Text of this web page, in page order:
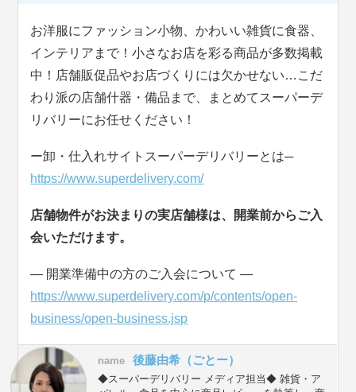
お洋服にファッション小物、かわいい雑貨に食器、
インテリアまで！小さなお店を彩る商品が多数掲載
中！店舗販促品やお店づくりには欠かせない…こだ
わり派の店舗什器・備品まで、まとめてスーパーデ
リバリーにお任せください！
ー卸・仕入れサイトスーパーデリバリーとは─
https://www.superdelivery.com/
店舗物件がお決まりの実店舗様は、開業前からご入
会いただけます。
― 開業準備中の方のご入会について ―
https://www.superdelivery.com/p/contents/open-
business/open-business.jsp
name 後藤由希（ごとー）
◆スーパーデリバリー メディア担当◆ 雑貨・ア